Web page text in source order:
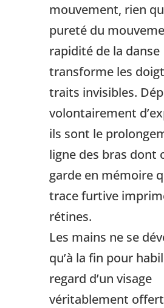
mouvement, rien
pureté du
rapidité de la danse
transforme les
traits invisibles.
volontairement
ils sont le
ligne des bras dont
garde en mémoire
trace furtive
rétines.
Les mains ne se
qu’à la fin pour
regard d’un visage
véritablement